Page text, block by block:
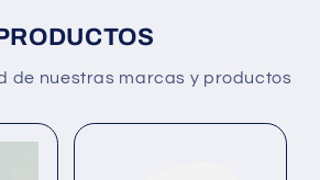
de nuestras marcas y productos